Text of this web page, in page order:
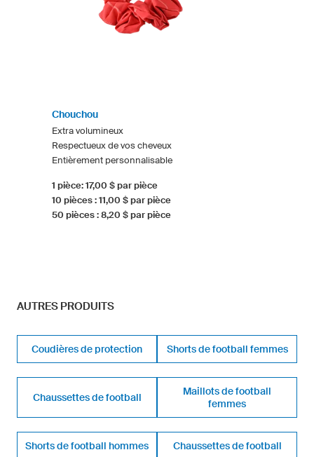
Chouchou
Extra volumineux
Respectueux de vos cheveux
Entièrement personnalisable
1 pièce: 17,00 $ par pièce
10 pièces : 11,00 $ par pièce
50 pièces : 8,20 $ par pièce
AUTRES PRODUITS
Coudières de protection Shorts de football femmes
Chaussettes de football
Maillots de football
femmes
Shorts de football hommes Chaussettes de football